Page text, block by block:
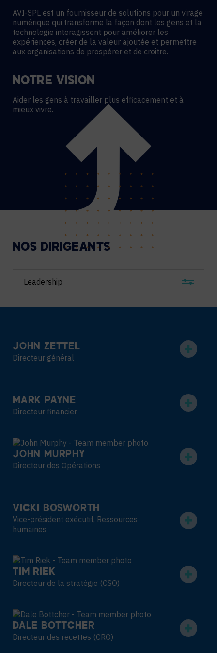
AVI-SPL est un fournisseur de solutions pour un virage
numérique qui transforme la façon dont les gens et la
technologie interagissent pour améliorer les
expériences, créer de la valeur ajoutée et permettre
aux organisations de prospérer et de croitre.
NOTRE VISION
Aider les gens à travailler plus efficacement et à
mieux vivre.
NOS DIRIGEANTS
team
JOHN ZETTEL
Directeur général
MARK PAYNE
Directeur financier
JOHN MURPHY
Directeur des Opérations
VICKI BOSWORTH
Vice-président exécutif, Ressources
humaines
TIM RIEK
Directeur de la stratégie (CSO)
DALE BOTTCHER
Directeur des recettes (CRO)